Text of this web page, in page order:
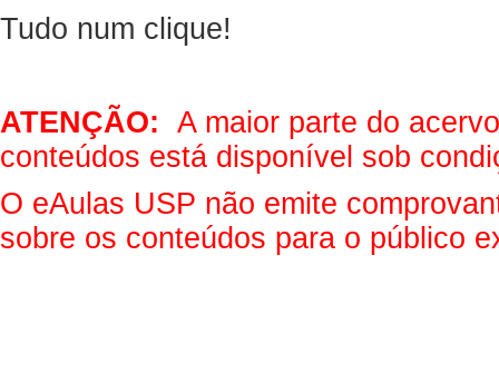
Tudo num clique!
ATENÇÃO: A maior parte do
conteúdos está disponível sob
O eAulas USP não emite
sobre os conteúdos para o público